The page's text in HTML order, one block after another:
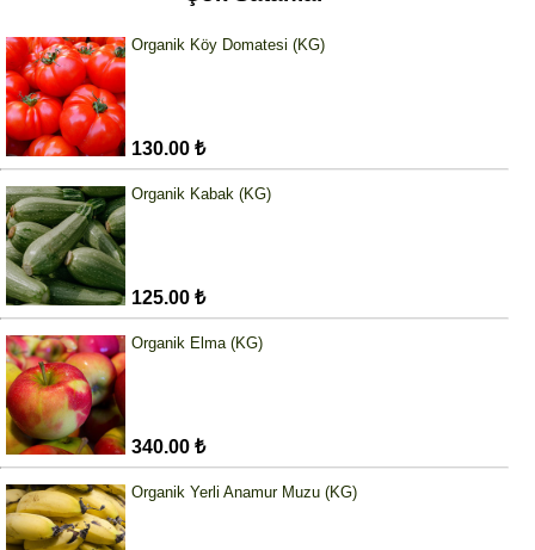
Organik Köy Domatesi (KG)
130.00 ₺
Organik Kabak (KG)
125.00 ₺
Organik Elma (KG)
340.00 ₺
Organik Yerli Anamur Muzu (KG)